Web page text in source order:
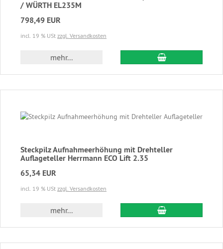
/ WÜRTH EL235M
798,49 EUR
incl. 19 % USt zzgl. Versandkosten
mehr... In den
Steckpilz Aufnahmeerhöhung mit Drehteller
Auflageteller Herrmann ECO Lift 2.35
65,34 EUR
incl. 19 % USt zzgl. Versandkosten
mehr... In den